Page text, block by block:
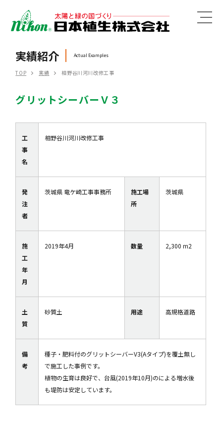
MENU
実績紹介 Actual Examples
TOP 実績 相野谷川河川改修工事
グリットシーバーＶ３
工
事
名
相野谷川河川改修工事
発
注
者
茨城県 竜ケ崎工事事務所
施工場
所
茨城県
施
工
年
月
2019年4月 数量 2,300 m2
土
質
砂質土 用途 高規格道路
備
考
種子・肥料付のグリットシーバーV3(Aタイプ)を覆土無し
で施工した事例です。
植物の生育は良好で、台風(2019年10月)のによる増水後
も堤防は安定しています。